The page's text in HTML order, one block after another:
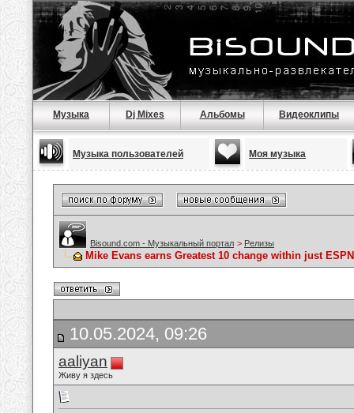
Музыка Dj Mixes Альбомы Видеоклипы
Музыка пользователей Моя музыка
Bisound.com - Музыкальный портал > Релизы
Mike Evans earns Greatest 10 change within just
10.05.2024, 09:26
aaliyan
Живу я здесь